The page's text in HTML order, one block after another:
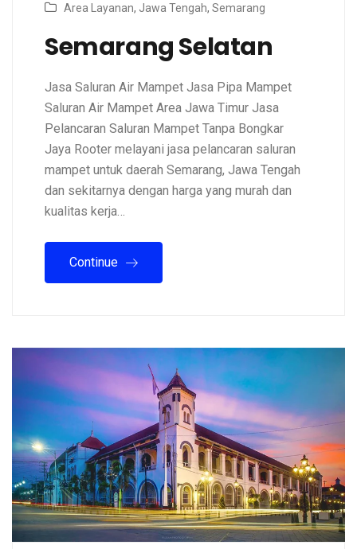
Area Layanan, Jawa Tengah, Semarang
Semarang Selatan
Jasa Saluran Air Mampet Jasa Pipa Mampet
Saluran Air Mampet Area Jawa Timur Jasa
Pelancaran Saluran Mampet Tanpa Bongkar
Jaya Rooter melayani jasa pelancaran saluran
mampet untuk daerah Semarang, Jawa Tengah
dan sekitarnya dengan harga yang murah dan
kualitas kerja…
Continue